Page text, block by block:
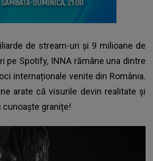
de stream-uri și 9 milioane de
pe Spotify, INNA rămâne una dintre
internaționale venite din România.
arate că visurile devin realitate și
cunoaște granițe!